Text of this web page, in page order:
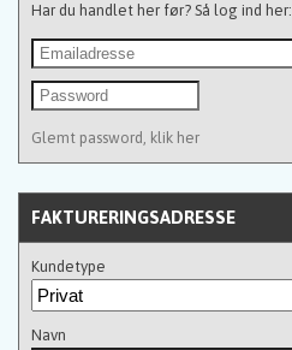
Har du handlet her før? Så log ind her:
Glemt password, klik her
FAKTURERINGSADRESSE
Kundetype
Navn